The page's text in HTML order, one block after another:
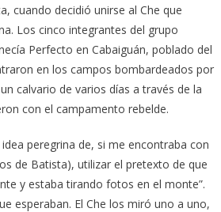
cuando decidió unirse al Che que
Los cinco integrantes del grupo
Perfecto en Cabaiguán, poblado del
en los campos bombardeados por
calvario de varios días a través de la
con el campamento rebelde.
peregrina de, si me encontraba con
de Batista), utilizar el pretexto de que
y estaba tirando fotos en el monte”.
esperaban. El Che los miró uno a uno,